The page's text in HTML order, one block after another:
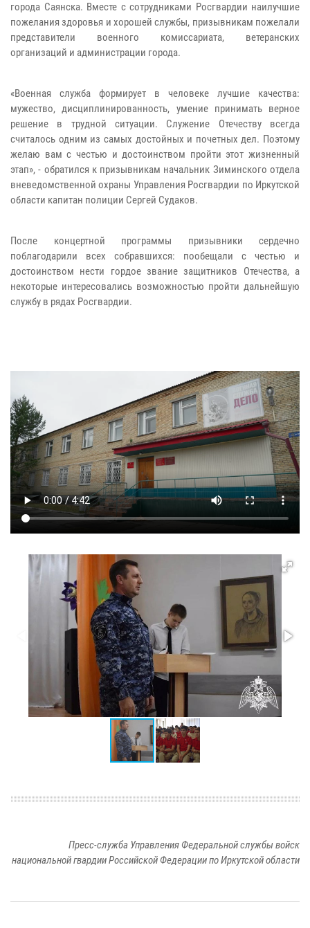
города Саянска. Вместе с сотрудниками Росгвардии наилучшие
пожелания здоровья и хорошей службы, призывникам пожелали
представители военного комиссариата, ветеранских
организаций и администрации города.
«Военная служба формирует в человеке лучшие качества:
мужество, дисциплинированность, умение принимать верное
решение в трудной ситуации. Служение Отечеству всегда
считалось одним из самых достойных и почетных дел. Поэтому
желаю вам с честью и достоинством пройти этот жизненный
этап», - обратился к призывникам начальник Зиминского отдела
вневедомственной охраны Управления Росгвардии по Иркутской
области капитан полиции Сергей Судаков.
После концертной программы призывники сердечно
поблагодарили всех собравшихся: пообещали с честью и
достоинством нести гордое звание защитников Отечества, а
некоторые интересовались возможностью пройти дальнейшую
службу в рядах Росгвардии.
Пресс-служба Управления Федеральной службы войск
национальной гвардии Российской Федерации по Иркутской области